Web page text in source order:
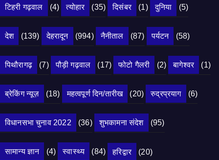
टिहरी गढ़वाल (4) त्योहार (35) दिसंबर (1) दुनिया (5)
देश (139) देहरादून (994) नैनीताल (87) पर्यटन (58)
पिथौरागढ़ (7) पौड़ी गढ़वाल (17) फोटो गैलरी (2) बागेश्वर (1)
ब्रेकिंग न्यूज़ (18) महत्वपूर्ण दिन/तारीख (20) रुद्रप्रयाग (6)
विधानसभा चुनाव 2022 (36) शुभकामना संदेश (95)
सामान्य ज्ञान (4) स्वास्थ्य (84) हरिद्वार (20)